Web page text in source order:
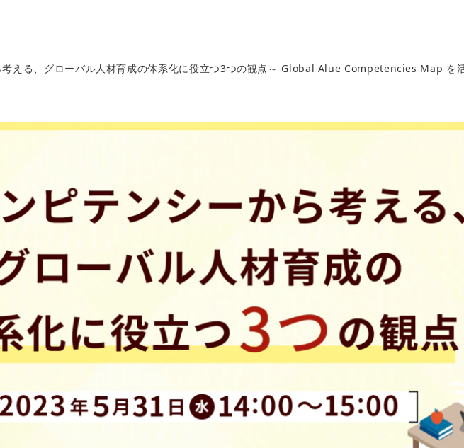
える、グローバル人材育成の体系化に役立つ3つの観点～ Global Alue Competencies Map を